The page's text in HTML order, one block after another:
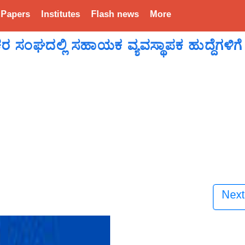
Institutes Flash news More
ಸಹಾಯಕ ವ್ಯವಸ್ಥಾಪಕ ಹುದ್ದೆಗಳಿಗೆ
Next